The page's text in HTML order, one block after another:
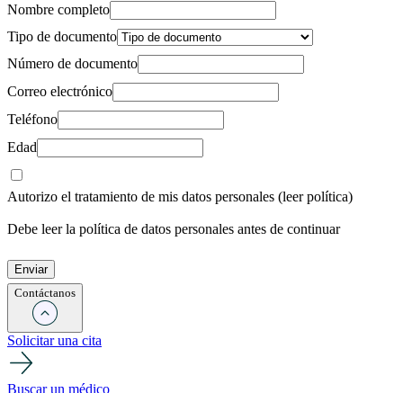
Nombre completo
Tipo de documento
Número de documento
Correo electrónico
Teléfono
Edad
Autorizo el tratamiento de mis datos personales (leer política)
Debe leer la política de datos personales antes de continuar
Contáctanos
Solicitar una cita
Buscar un médico